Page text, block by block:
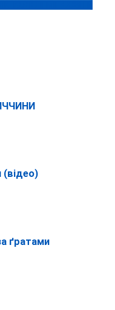
(відео)
ґратами